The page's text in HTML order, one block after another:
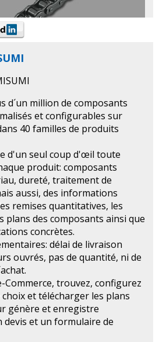
d´un million de composants
et configurables sur
40 familles de produits
d'un seul coup d'œil toute
produit: composants
dureté, traitement de
aussi, des informations
remises quantitatives, les
plans des composants ainsi que
concrètes.
délai de livraison
ouvrés, pas de quantité, ni de
Commerce, trouvez, configurez
et télécharger les plans
génère et enregistre
et un formulaire de